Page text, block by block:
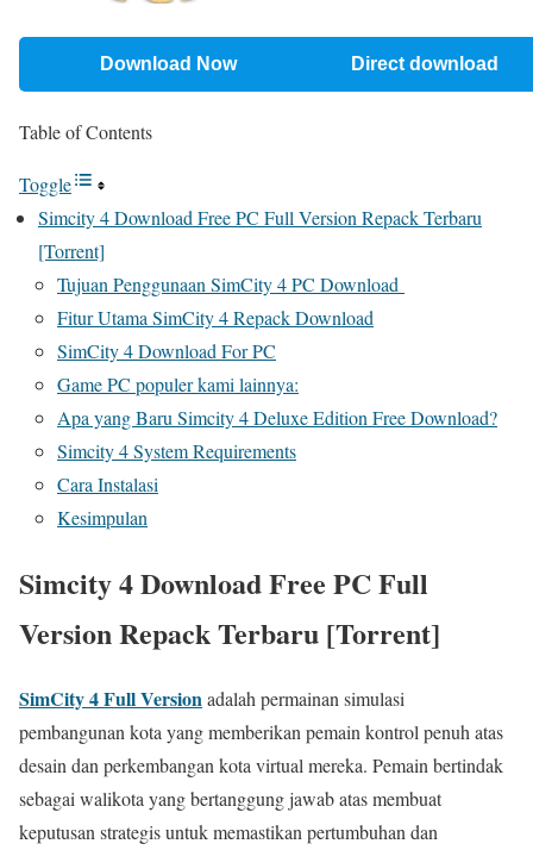
Download Now Direct download
Table of Contents
Toggle
Simcity 4 Download Free PC Full Version Repack Terbaru
[Torrent]
Tujuan Penggunaan SimCity 4 PC Download
Fitur Utama SimCity 4 Repack Download
SimCity 4 Download For PC
Game PC populer kami lainnya:
Apa yang Baru Simcity 4 Deluxe Edition Free Download?
Simcity 4 System Requirements
Cara Instalasi
Kesimpulan
Simcity 4 Download Free PC Full
Version Repack Terbaru [Torrent]
SimCity 4 Full Versionadalah permainan simulasi
pembangunan kota yang memberikan pemain kontrol penuh atas
desain dan perkembangan kota virtual mereka. Pemain bertindak
sebagai walikota yang bertanggung jawab atas membuat
keputusan strategis untuk memastikan pertumbuhan dan